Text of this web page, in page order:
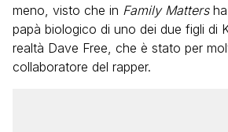
meno, visto che in Family Mattersha
papà biologico di uno dei due figli di
realtà Dave Free, che è stato per
collaboratore del rapper.